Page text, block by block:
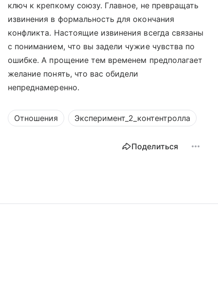
ключ к крепкому союзу. Главное, не превращать
извинения в формальность для окончания
конфликта. Настоящие извинения всегда связаны
с пониманием, что вы задели чужие чувства по
ошибке. А прощение тем временем предполагает
желание понять, что вас обидели
непреднамеренно.
Отношения Эксперимент_2_контентролла
Поделиться